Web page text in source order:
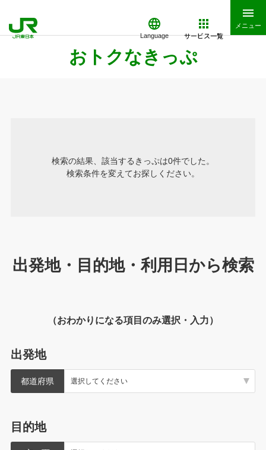
Language サービス一覧
メニュー
おトクなきっぷ
検索の結果、該当するきっぷは0件でした。
検索条件を変えてお探しください。
出発地・目的地・利用日から検索
（おわかりになる項目のみ選択・入力）
出発地
都道府県
目的地